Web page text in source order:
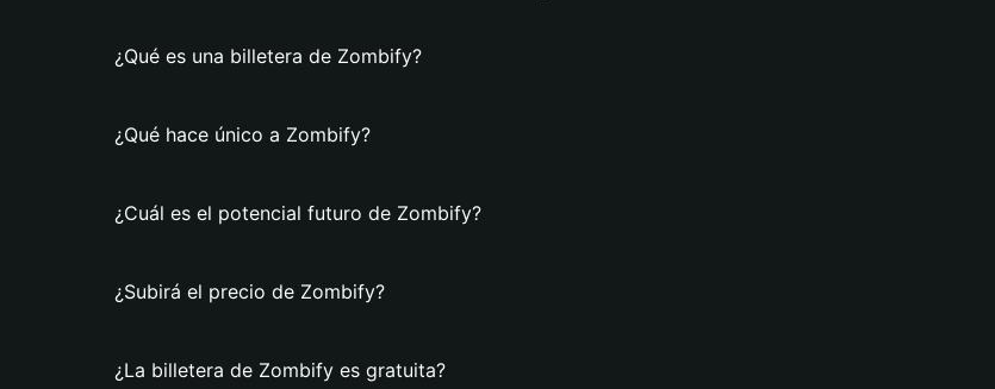
¿Qué es una billetera de Zombify?
¿Qué hace único a Zombify?
¿Cuál es el potencial futuro de Zombify?
¿Subirá el precio de Zombify?
¿La billetera de Zombify es gratuita?